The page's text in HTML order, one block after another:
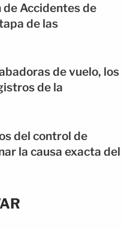
Accidentes de
de las
de vuelo, los
de la
del control de
la causa exacta del